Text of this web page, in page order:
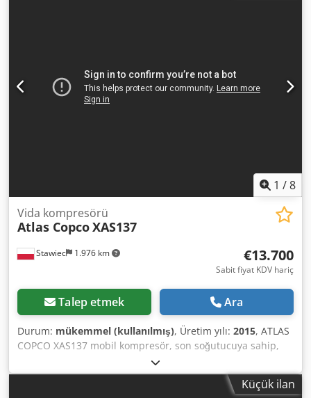
1 /8
Stawiec 1.976 km
Vida kompresörü
Atlas CopcoXAS137
€13.700
Sabit fiyat KDV hariç
Talep etmek Ara
Durum: mükemmel (kullanılmış), Üretim yılı: 2015, ATLAS
COPCO XAS137 mobil kompresör, son soğutucuya sahip,
kapsamlı bakımdan geçirilmiş makine. Teknik özellikler:
Dedpfxezky Nkj Afmjwa Hacimsel debi: 7,70 m³/dak;
Çalışma basıncı: 7 Bar; Üretim yılı: 2015 Motor: KUBOTA
Küçük ilan